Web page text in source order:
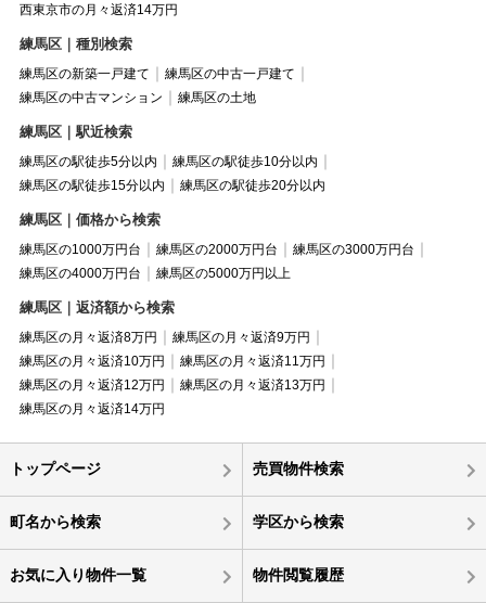
西東京市の月々返済14万円
練馬区｜種別検索
練馬区の新築一戸建て
練馬区の中古一戸建て
練馬区の中古マンション
練馬区の土地
練馬区｜駅近検索
練馬区の駅徒歩5分以内
練馬区の駅徒歩10分以内
練馬区の駅徒歩15分以内
練馬区の駅徒歩20分以内
練馬区｜価格から検索
練馬区の1000万円台 練馬区の2000万円台
練馬区の3000万円台
練馬区の4000万円台
練馬区の5000万円以上
練馬区｜返済額から検索
練馬区の月々返済8万円
練馬区の月々返済9万円
練馬区の月々返済10万円
練馬区の月々返済11万円
練馬区の月々返済12万円
練馬区の月々返済13万円
練馬区の月々返済14万円
トップページ 売買物件検索
町名から検索 学区から検索
お気に入り物件一覧 物件閲覧履歴